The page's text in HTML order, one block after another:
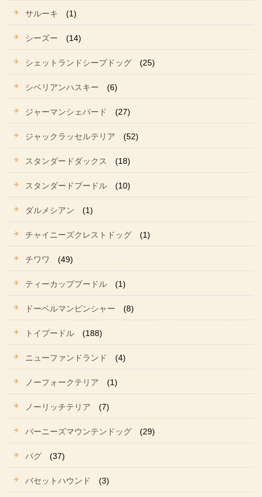
サルーキ (1)
シーズー (14)
シェットランドシープドッグ (25)
シベリアンハスキー (6)
ジャーマンシェパード (27)
ジャックラッセルテリア (52)
スタンダードダックス (18)
スタンダードプードル (10)
ダルメシアン (1)
チャイニーズクレストドッグ (1)
チワワ (49)
ティーカッププードル (1)
ドーベルマンピンシャー (8)
トイプードル (188)
ニューファンドランド (4)
ノーフォークテリア (1)
ノーリッチテリア (7)
バーニーズマウンテンドッグ (29)
パグ (37)
バセットハウンド (3)